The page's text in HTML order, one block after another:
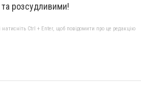
розсудливими!
Ctrl + Enter, щоб повідомити про це редакцію